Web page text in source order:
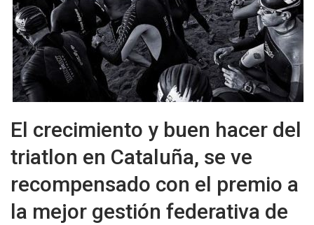
El crecimiento y buen hacer del
triatlon en Cataluña, se ve
recompensado con el premio a
la mejor gestión federativa de